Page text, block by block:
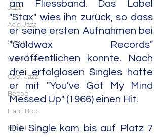
Jazz
Acid Jazz
Swing
Westcoast Jazz
Cool Jazz
Bebop
Hard Bop
Modal
am Fliessband. Das Label
"Stax" wies ihn zurück, so dass
er seine ersten Aufnahmen bei
"Goldwax Records"
veröffentlichen konnte. Nach
drei erfolglosen Singles hatte
er mit "You've Got My Mind
Messed Up" (1966) einen Hit.
Die Single kam bis auf Platz 7